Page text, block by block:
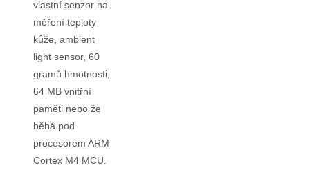
vlastní senzor na
měření teploty
kůže, ambient
light sensor, 60
gramů hmotnosti,
64 MB vnitřní
paměti nebo že
běhá pod
procesorem ARM
Cortex M4 MCU.